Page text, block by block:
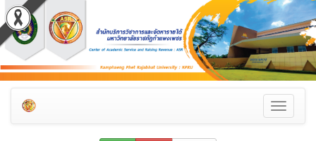
Toggle